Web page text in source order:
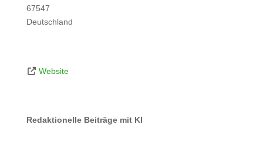
67547
Deutschland
Website
Redaktionelle Beiträge mit KI